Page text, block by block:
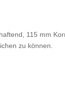
115 mm
zu können.